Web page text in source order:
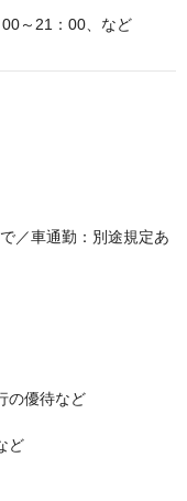
～21：00、など
／車通勤：別途規定あ
の優待など
ど